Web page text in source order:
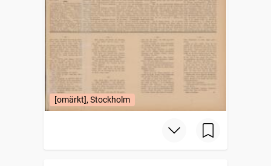
[omärkt], Stockholm